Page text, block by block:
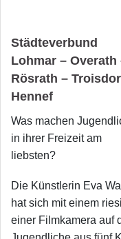
Städteverbund
Lohmar – Overath
Rösrath –
Hennef
Was machen
in ihrer Freizeit am
liebsten?
Die Künstlerin Eva Wal
hat sich mit einem
einer Filmkamera auf